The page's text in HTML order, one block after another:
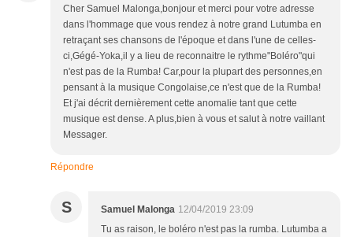
Cher Samuel Malonga,bonjour et merci pour votre adresse
dans l'hommage que vous rendez à notre grand Lutumba en
retraçant ses chansons de l'époque et dans l'une de celles-
ci,Gégé-Yoka,il y a lieu de reconnaitre le rythme"Boléro"qui
n'est pas de la Rumba! Car,pour la plupart des personnes,en
pensant à la musique Congolaise,ce n'est que de la Rumba!
Et j'ai décrit dernièrement cette anomalie tant que cette
musique est dense. A plus,bien à vous et salut à notre vaillant
Messager.
Répondre
S Samuel Malonga 12/04/2019 23:09
Tu as raison, le boléro n'est pas la rumba. Lutumba a